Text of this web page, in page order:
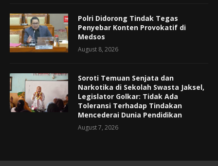
Polri Didorong Tindak Tegas
Penyebar Konten Provokatif di
Medsos
August 8, 2026
Soroti Temuan Senjata dan
Narkotika di Sekolah Swasta Jaksel,
Legislator Golkar: Tidak Ada
Toleransi Terhadap Tindakan
Mencederai Dunia Pendidikan
August 7, 2026